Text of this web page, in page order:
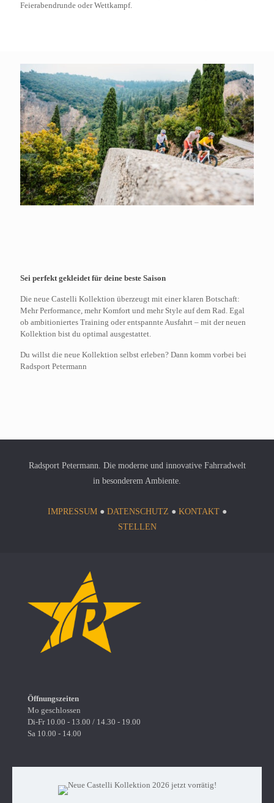
Feierabendrunde oder Wettkampf.
Sei perfekt gekleidet für deine beste Saison
Die neue Castelli Kollektion überzeugt mit einer klaren Botschaft:
Mehr Performance, mehr Komfort und mehr Style auf dem Rad. Egal
ob ambitioniertes Training oder entspannte Ausfahrt – mit der neuen
Kollektion bist du optimal ausgestattet.
Du willst die neue Kollektion selbst erleben? Dann komm vorbei bei
Radsport Petermann
Radsport Petermann. Die moderne und innovative Fahrradwelt
in besonderem Ambiente.
IMPRESSUM● DATENSCHUTZ ● KONTAKT●
STELLEN
Öffnungszeiten
Mo geschlossen
Di-Fr 10.00 - 13.00 / 14.30 - 19.00
Sa 10.00 - 14.00
Radsport Petermann
Denzlinger Str. 29